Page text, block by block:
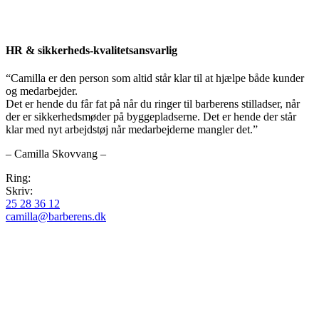
HR & sikkerheds-kvalitetsansvarlig
“Camilla er den person som altid står klar til at hjælpe både kunder
og medarbejder.
Det er hende du får fat på når du ringer til barberens stilladser, når
der er sikkerhedsmøder på byggepladserne. Det er hende der står
klar med nyt arbejdstøj når medarbejderne mangler det.”
– Camilla Skovvang –
Ring:
Skriv:
25 28 36 12​
camilla@barberens.dk